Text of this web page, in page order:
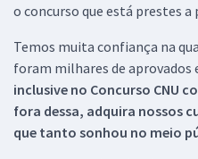
o concurso que está prestes a
Temos muita confiança na
foram milhares de aprovados
inclusive no Concurso CNU
fora dessa, adquira nossos
que tanto sonhou no meio